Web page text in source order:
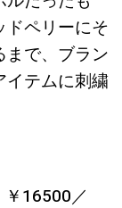
ペリーにそ
で、ブラン
イテムに刺繍
16500／